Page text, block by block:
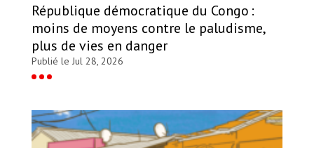
République démocratique du Congo :
moins de moyens contre le paludisme,
plus de vies en danger
Publié le Jul 28, 2026